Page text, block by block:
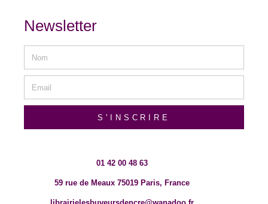
Newsletter
S'INSCRIRE
01 42 00 48 63
59 rue de Meaux 75019 Paris, France